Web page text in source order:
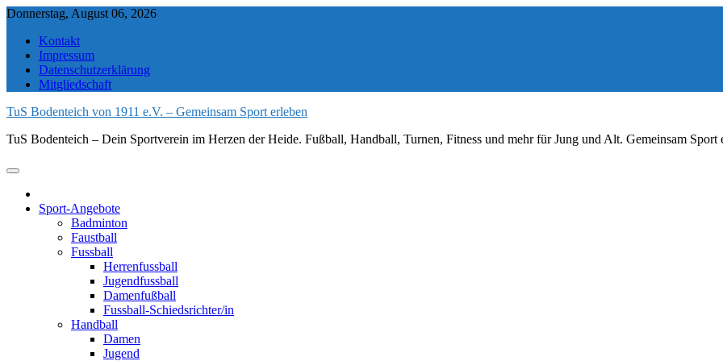
Skip
content
Donnerstag, August 06, 2026
Kontakt
Impressum
Datenschutzerklärung
Mitgliedschaft
TuS Bodenteich von 1911 e.V. – Gemeinsam Sport erleben
TuS Bodenteich – Dein Sportverein im Herzen der Heide. Fußball, Handball, Turnen, Fitness und mehr für Jung und Alt. Gemeinsam Sport
Sport-Angebote
Badminton
Faustball
Fussball
Herrenfussball
Jugendfussball
Damenfußball
Fussball-Schiedsrichter/in
Handball
Damen
Jugend